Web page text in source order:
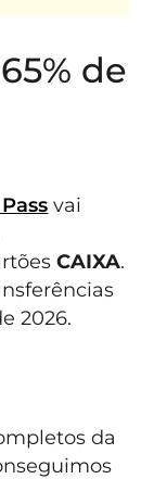
de
vai
CAIXA.
2026.
da